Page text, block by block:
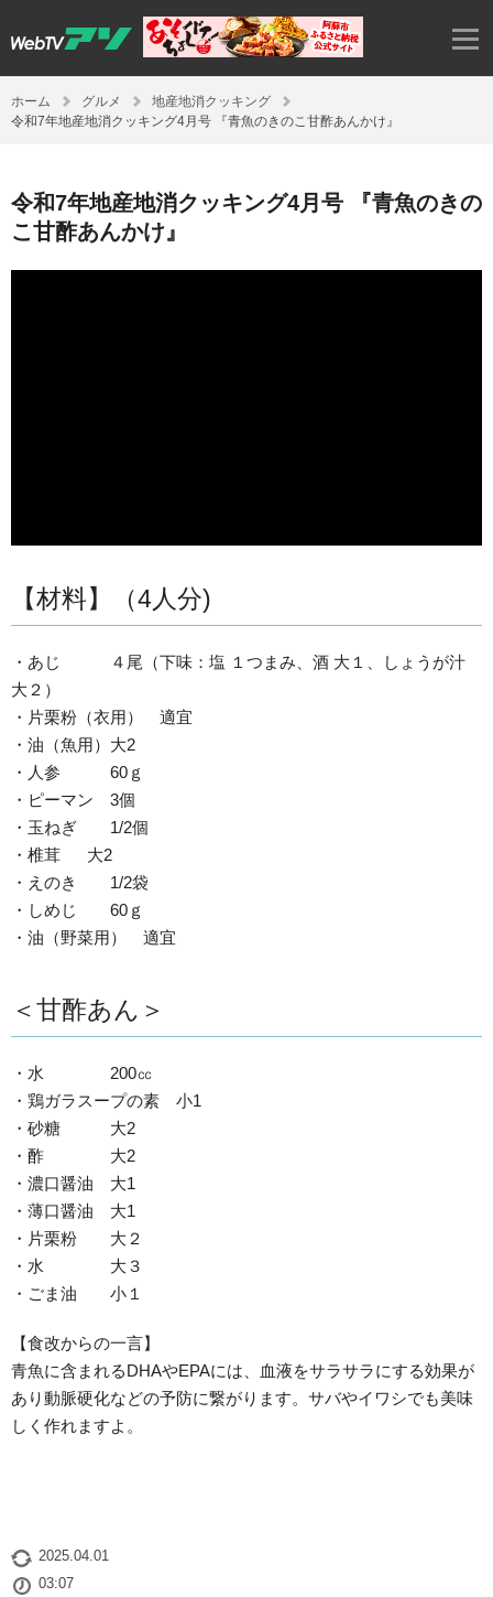
ホーム グルメ
地産地消クッキング
令和7年地産地消クッキング4月号 『青魚のきのこ甘酢あんかけ』
令和7年地産地消クッキング4月号 『青魚のきの
こ甘酢あんかけ』
【材料】（4人分)
・あじ ４尾（下味：塩 １つまみ、酒 大１、しょうが汁
大２）
・片栗粉（衣用） 適宜
・油（魚用）大2
・人参 60ｇ
・ピーマン 3個
・玉ねぎ 1/2個
・椎茸 大2
・えのき 1/2袋
・しめじ 60ｇ
・油（野菜用） 適宜
＜甘酢あん＞
・水 200㏄
・鶏ガラスープの素 小1
・砂糖 大2
・酢 大2
・濃口醤油 大1
・薄口醤油 大1
・片栗粉 大２
・水 大３
・ごま油 小１
【食改からの一言】
青魚に含まれるDHAやEPAには、血液をサラサラにする効果が
あり動脈硬化などの予防に繋がります。サバやイワシでも美味
しく作れますよ。
2025.04.01
03:07